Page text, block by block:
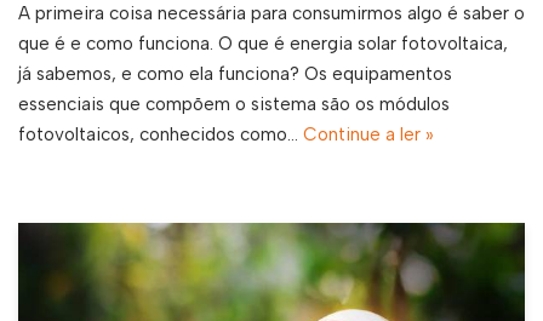
A primeira coisa necessária para consumirmos algo é saber o
que é e como funciona. O que é energia solar fotovoltaica,
já sabemos, e como ela funciona? Os equipamentos
essenciais que compõem o sistema são os módulos
fotovoltaicos, conhecidos como… Continue a ler »